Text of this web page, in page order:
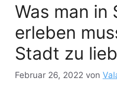
Was man in
erleben
Stadt zu
Februar 26, 2022 von